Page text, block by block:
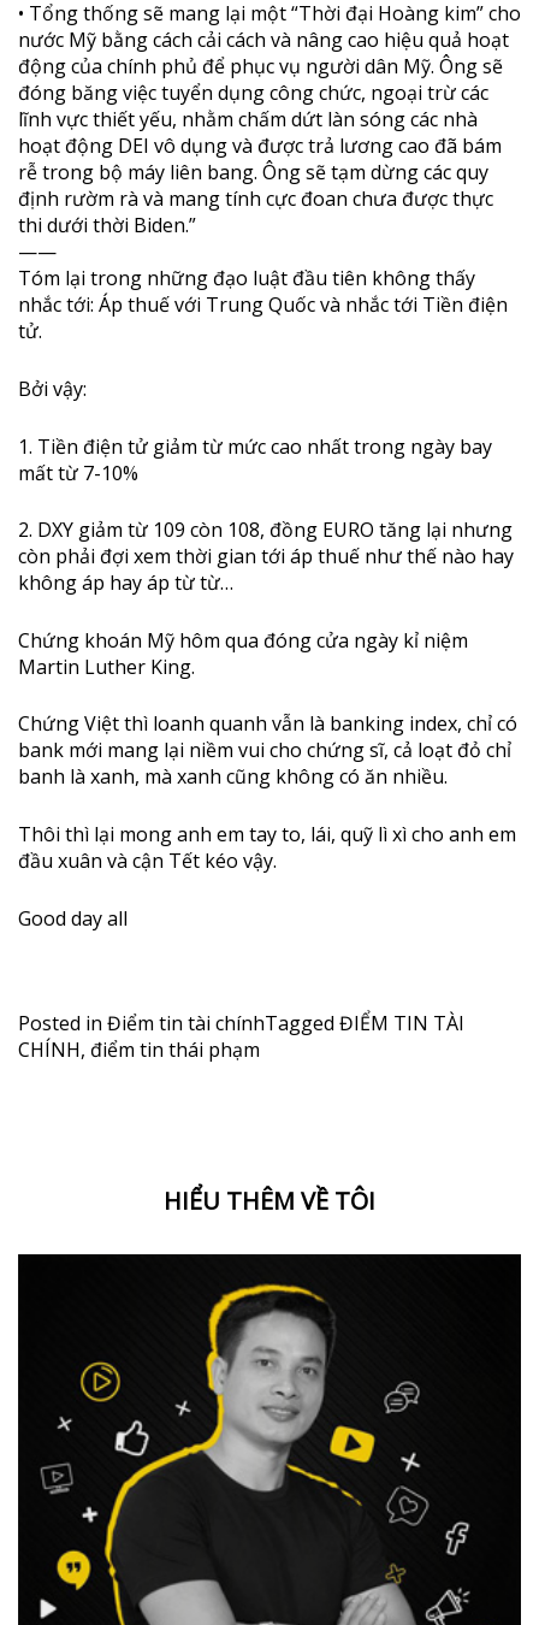
• Tổng thống sẽ mang lại một “Thời đại Hoàng kim” cho
nước Mỹ bằng cách cải cách và nâng cao hiệu quả hoạt
động của chính phủ để phục vụ người dân Mỹ. Ông sẽ
đóng băng việc tuyển dụng công chức, ngoại trừ các
lĩnh vực thiết yếu, nhằm chấm dứt làn sóng các nhà
hoạt động DEI vô dụng và được trả lương cao đã bám
rễ trong bộ máy liên bang. Ông sẽ tạm dừng các quy
định rườm rà và mang tính cực đoan chưa được thực
thi dưới thời Biden.”
——
Tóm lại trong những đạo luật đầu tiên không thấy
nhắc tới: Áp thuế với Trung Quốc và nhắc tới Tiền điện
tử.
Bởi vậy:
1. Tiền điện tử giảm từ mức cao nhất trong ngày bay
mất từ 7-10%
2. DXY giảm từ 109 còn 108, đồng EURO tăng lại nhưng
còn phải đợi xem thời gian tới áp thuế như thế nào hay
không áp hay áp từ từ…
Chứng khoán Mỹ hôm qua đóng cửa ngày kỉ niệm
Martin Luther King.
Chứng Việt thì loanh quanh vẫn là banking index, chỉ có
bank mới mang lại niềm vui cho chứng sĩ, cả loạt đỏ chỉ
banh là xanh, mà xanh cũng không có ăn nhiều.
Thôi thì lại mong anh em tay to, lái, quỹ lì xì cho anh em
đầu xuân và cận Tết kéo vậy.
Good day all
Posted in Điểm tin tài chínhTagged ĐIỂM TIN TÀI
CHÍNH, điểm tin thái phạm
HIỂU THÊM VỀ TÔI